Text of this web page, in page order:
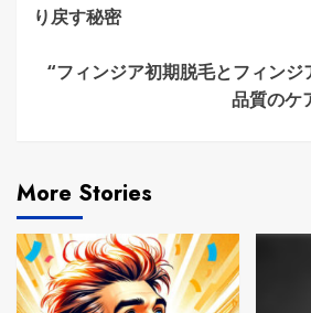
Reading
り戻す秘密
“フィンジア初期脱毛とフィン
品質のケ
More Stories